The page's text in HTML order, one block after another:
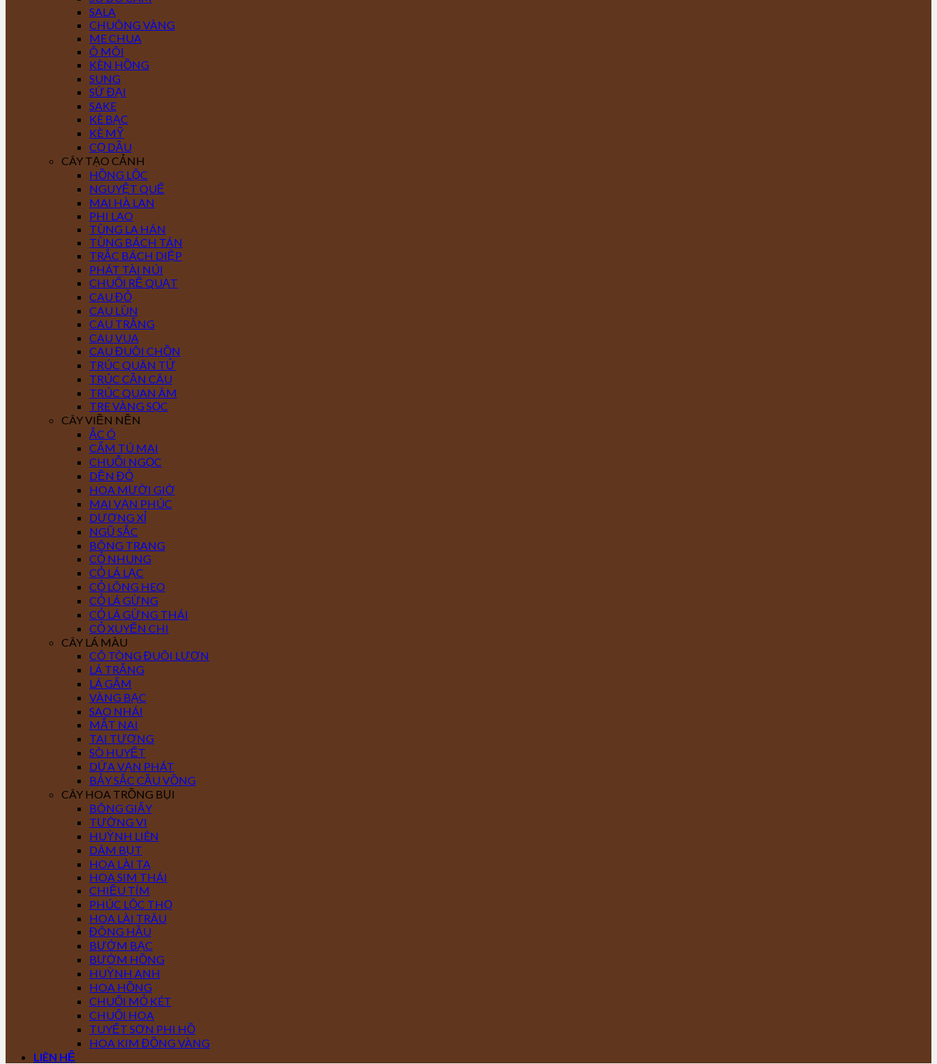
SALA
CHUÔNG VÀNG
ME CHUA
Ô MÔI
KÈN HỒNG
SUNG
SỨ ĐẠI
SAKE
KÈ BẠC
KÈ MỸ
CỌ DẦU
CÂY TẠO CẢNH
HỒNG LỘC
NGUYỆT QUẾ
MAI HÀ LAN
PHI LAO
TÙNG LA HÁN
TÙNG BÁCH TÁN
TRẮC BÁCH DIỆP
PHÁT TÀI NÚI
CHUỐI RẼ QUẠT
CAU ĐỎ
CAU LÙN
CAU TRẮNG
CAU VUA
CAU ĐUÔI CHỒN
TRÚC QUÂN TỬ
TRÚC CẦN CÂU
TRÚC QUAN ÂM
TRE VÀNG SỌC
CÂY VIỀN NỀN
ẮC Ó
CẨM TÚ MAI
CHUỖI NGỌC
DỀN ĐỎ
HOA MƯỜI GIỜ
MAI VẠN PHÚC
DƯƠNG XỈ
NGŨ SẮC
BÔNG TRANG
CỎ NHUNG
CỎ LÁ LẠC
CỎ LÔNG HEO
CỎ LÁ GỪNG
CỎ LÁ GỪNG THÁI
CỎ XUYẾN CHI
CÂY LÁ MÀU
CÔ TÒNG ĐUÔI LƯƠN
LÁ TRẮNG
LÁ GẤM
VÀNG BẠC
SAO NHÁI
MẮT NAI
TAI TƯỢNG
SÒ HUYẾT
DỨA VẠN PHÁT
BẢY SẮC CẦU VỒNG
CÂY HOA TRỒNG BỤI
BÔNG GIẤY
TƯỜNG VI
HUỲNH LIÊN
DÂM BỤT
HOA LÀI TA
HOA SIM THÁI
CHIỀU TÍM
PHÚC LỘC THỌ
HOA LÀI TRÂU
ĐÔNG HẦU
BƯỚM BẠC
BƯỚM HỒNG
HUỲNH ANH
HOA HỒNG
CHUỐI MỎ KÉT
CHUỐI HOA
TUYẾT SƠN PHI HỒ
HOA KIM ĐỒNG VÀNG
LIÊN HỆ